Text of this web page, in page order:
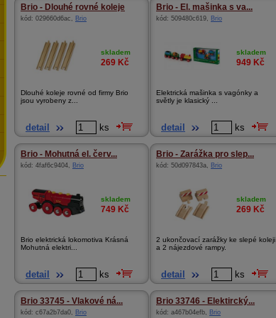
Brio - Dlouhé rovné koleje
kód: 029660d6ac , Brio
skladem
269 Kč
Dlouhé koleje rovné od firmy Brio
jsou vyrobeny z...
detail ks
Brio - El. mašinka s va...
kód: 509480c619, Brio
skladem
949 Kč
Elektrická mašinka s vagónky a
světly je klasický ...
detail ks
Brio - Mohutná el. červ...
kód: 4faf6c9404, Brio
skladem
749 Kč
Brio elektrická lokomotiva Krásná
Mohutná elektri...
detail ks
Brio - Zarážka pro slep...
kód: 50d097843a, Brio
skladem
269 Kč
2 ukončovací zarážky ke slepé koleji
a 2 nájezdové rampy.
detail ks
Brio 33745 - Vlakové ná...
kód: c67a2b7da0, Brio
Brio 33746 - Elektircký...
kód: a467b04efb, Brio